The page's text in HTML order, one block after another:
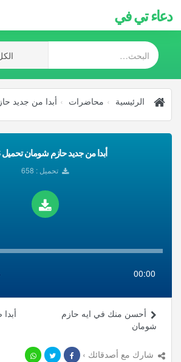
دعاء تي في
الرئيسية محاضرات أبدا من جديد
أبدا من جديد حازم شومان تحميل Mp3
تحميل : 658
00:00
أحسن منك في ايه حازم
شومان
شارك مع أصدقائك ›